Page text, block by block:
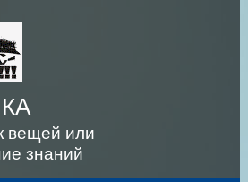
вещей или
знаний